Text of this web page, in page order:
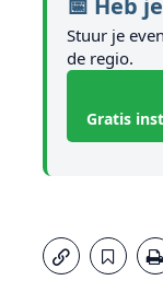
📅 Heb
Stuur je
de regio.
Gratis